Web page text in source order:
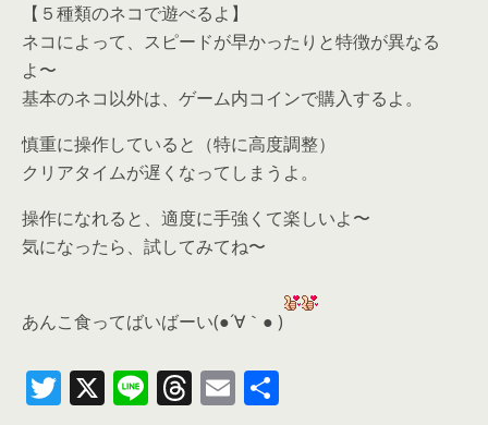
【５種類のネコで遊べるよ】
ネコによって、スピードが早かったりと特徴が異なる
よ〜
基本のネコ以外は、ゲーム内コインで購入するよ。
慎重に操作していると（特に高度調整）
クリアタイムが遅くなってしまうよ。
操作になれると、適度に手強くて楽しいよ〜
気になったら、 試してみてね〜
あんこ食ってばいばーい(●´∀｀● )
T X Li T E